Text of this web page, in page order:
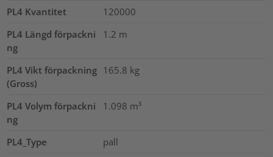
PL4 Kvantitet
120000
PL4 Längd förpackni
ng
1.2 m
PL4 Vikt förpackning
(Gross)
165.8 kg
PL4 Volym förpackni
ng
1.098 m³
PL4_Type
pall